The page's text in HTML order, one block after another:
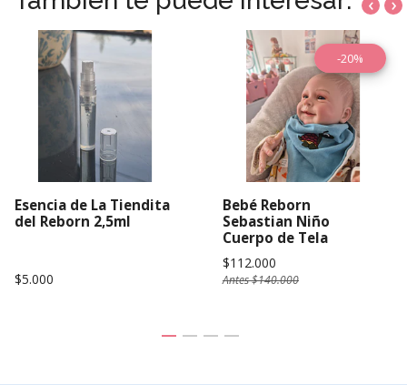
Esencia de La Tiendita
del Reborn 2,5ml
$5.000
-20%
Bebé Reborn
Sebastian Niño
Cuerpo de Tela
$112.000
Antes$140.000